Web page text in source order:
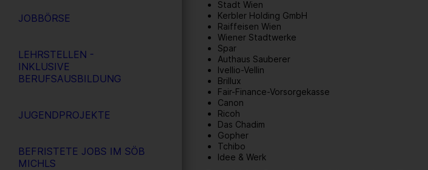
JOBBÖRSE
LEHRSTELLEN -
INKLUSIVE
BERUFSAUSBILDUNG
JUGENDPROJEKTE
BEFRISTETE JOBS IM SÖB
MICHLS
Stadt Wien
Kerbler Holding GmbH
Raiffeisen Wien
Wiener Stadtwerke
Spar
Authaus Sauberer
Ivellio-Vellin
Brillux
Fair-Finance-Vorsorgekasse
Canon
Ricoh
Das Chadim
Gopher
Tchibo
Idee & Werk